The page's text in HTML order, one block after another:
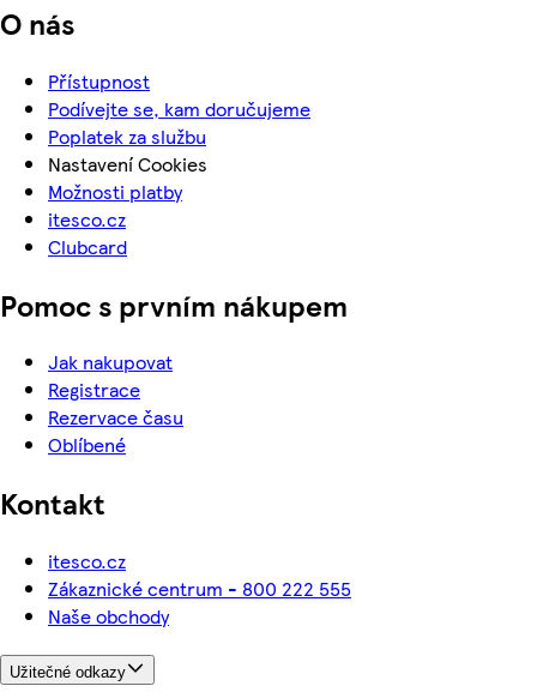
O nás
Přístupnost
Podívejte se, kam doručujeme
Poplatek za službu
Nastavení Cookies
Možnosti platby
itesco.cz
Clubcard
Pomoc s prvním nákupem
Jak nakupovat
Registrace
Rezervace času
Oblíbené
Kontakt
itesco.cz
Zákaznické centrum - 800 222 555
Naše obchody
Užitečné odkazy